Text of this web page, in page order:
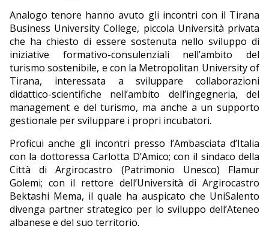
Analogo tenore hanno avuto gli incontri con il Tirana
Business University College, piccola Università privata
che ha chiesto di essere sostenuta nello sviluppo di
iniziative formativo-consulenziali nell’ambito del
turismo sostenibile, e con la Metropolitan University of
Tirana, interessata a sviluppare collaborazioni
didattico-scientifiche nell’ambito dell’ingegneria, del
management e del turismo, ma anche a un supporto
gestionale per sviluppare i propri incubatori.
Proficui anche gli incontri presso l’Ambasciata d’Italia
con la dottoressa Carlotta D’Amico; con il sindaco della
Città di Argirocastro (Patrimonio Unesco) Flamur
Golemi; con il rettore dell’Università di Argirocastro
Bektashi Mema, il quale ha auspicato che UniSalento
divenga partner strategico per lo sviluppo dell’Ateneo
albanese e del suo territorio.